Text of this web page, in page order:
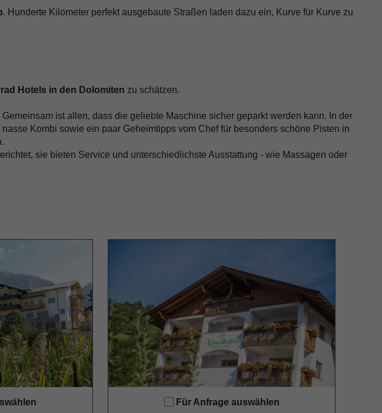
. Hunderte Kilometer perfekt ausgebaute Straßen laden dazu ein, Kurve für Kurve zu
Hotels in den Dolomiten zu schätzen.
ist allen, dass die geliebte Maschine sicher geparkt werden kann. In der
nasse Kombi sowie ein paar Geheimtipps vom Chef für besonders schöne Pisten in
sie bieten Service und unterschiedlichste Ausstattung - wie Massagen oder
Für Anfrage auswählen